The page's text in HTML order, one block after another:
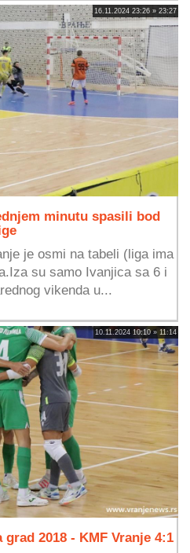
16.11.2024 23:26 » 23:27
minutu spasili bod
je osmi na tabeli (liga ima
su samo Ivanjica sa 6 i
vikenda u...
10.11.2024 10:10 » 11:14
2018 - KMF Vranje 4:1